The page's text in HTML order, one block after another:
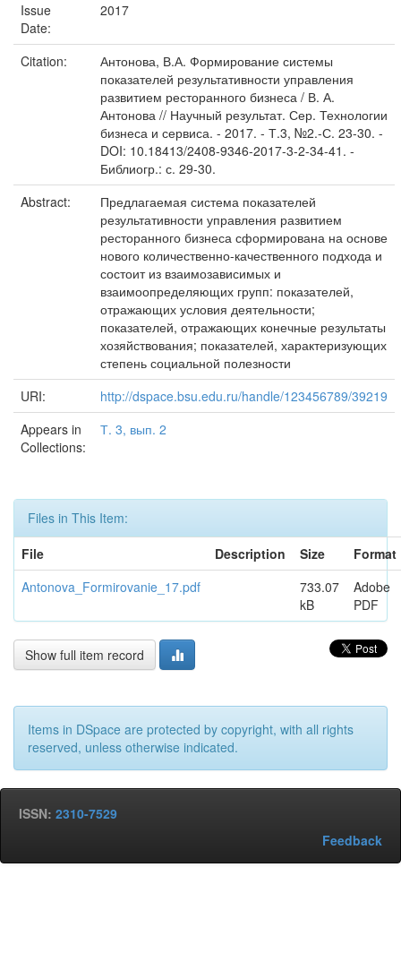
Issue
Date:
2017
Citation:
Антонова, В.А. Формирование системы
показателей результативности управления
развитием ресторанного бизнеса / В. А.
Антонова // Научный результат. Сер. Технологии
бизнеса и сервиса. - 2017. - Т.3, №2.-С. 23-30. -
DOI: 10.18413/2408-9346-2017-3-2-34-41. -
Библиогр.: с. 29-30.
Abstract:
Предлагаемая система показателей
результативности управления развитием
ресторанного бизнеса сформирована на основе
нового количественно-качественного подхода и
состоит из взаимозависимых и
взаимоопределяющих групп: показателей,
отражающих условия деятельности;
показателей, отражающих конечные результаты
хозяйствования; показателей, характеризующих
степень социальной полезности
URI:
http://dspace.bsu.edu.ru/handle/123456789/39219
Appears in
Collections:
Т. 3, вып. 2
Files in This Item:
File
Description Size
Format
Antonova_Formirovanie_17.pdf
733.07
kB
Adobe
PDF
Show full item record
Items in DSpace are protected by copyright, with all rights
reserved, unless otherwise indicated.
ISSN: 2310-7529
Feedback